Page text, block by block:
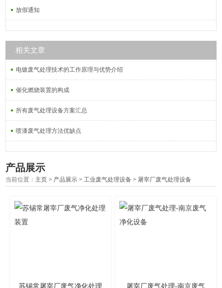
放假通知
相关文章
电镀废气处理技术的工作原理与优势介绍
催化燃烧装置的构成
所有废气处理设备方案汇总
喷漆废气处理方法优缺点
产品展示
当前位置： 主页 > 产品展示 >工业废气处理设备 > 屠宰厂废气处理设备
苏锡常屠宰厂废气净化处理 屠宰厂废气处理-南京废气